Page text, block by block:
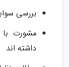
بررسی
مشورت
داشته اند